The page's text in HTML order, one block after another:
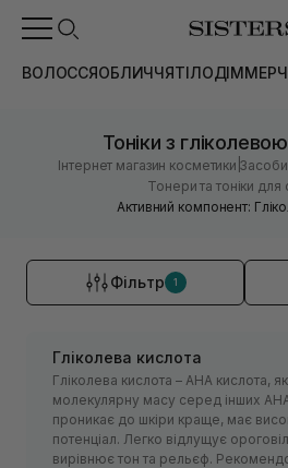
ВОЛОССЯОБЛИЧЧЯТІЛОДІММЕРЧ
Тоніки з
Інтернет магазин косметики |Засоби
Тонери та тоніки для
Активний компонент:
Фільтр 1
Гліколева кислота
Гліколева кислота – АНА кислота,
молекулярну масу серед інших
проникає до шкіри краще, має
потенціал. Легко відлущує
вирівнює тон та рельєф.